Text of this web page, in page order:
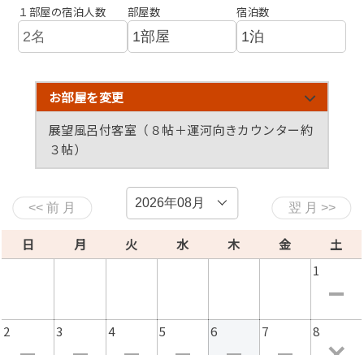
◆赤身とサシのバランスが絶妙の黒毛和牛をすき焼きで。
【嬉しい特典】
・チェックイン前でも駐車場のご利用、館内でのお着換え
OK。お荷物も預かります。（午前10：30～）
・お客様ごとに仕切られたお食事処を準備いたします。
・白砂＆透明度抜群の小天橋（しょうてんきょう）海水浴
場までは徒歩２分の好立地。
水着のままでも、荷物があっても海まで１本道で安心で
す。
※海水浴後はビーチの無料シャワーで砂等を落としてから
ご入館ください。
・食前酒、先付、八寸、地魚のお造り、岩ガキ（加熱）、
黒毛和牛のすき焼き、アワビの踊り焼き、日替り魚介の酒
１部屋の宿泊人数 部屋数 宿泊数
お部屋を変更
展望風呂付客室（８帖＋運河向きカウンター約
３帖）
ワーブース）
ア付
日 月 火 水 木 金
土
1
2 3 4 5 6 7 8